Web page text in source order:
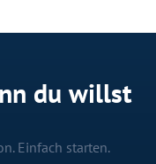
du willst
Einfach starten.